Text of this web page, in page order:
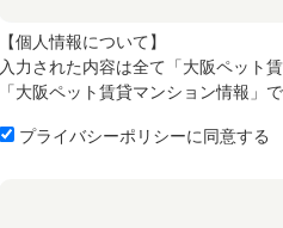
【個人情報について】
入力された内容は全て「大阪ペット
「大阪ペット賃貸マンション情報」
プライバシーポリシーに同意する